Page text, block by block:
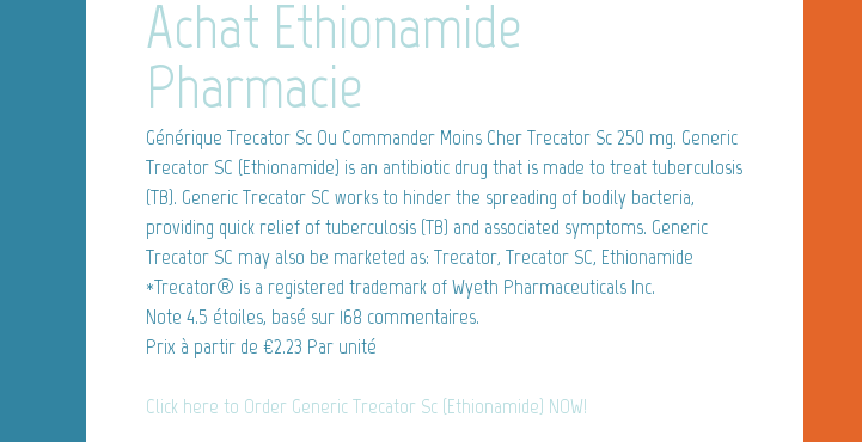
Achat Ethionamide
Pharmacie
Générique Trecator Sc Ou Commander Moins Cher Trecator Sc 250 mg. Generic
Trecator SC (Ethionamide) is an antibiotic drug that is made to treat tuberculosis
(TB). Generic Trecator SC works to hinder the spreading of bodily bacteria,
providing quick relief of tuberculosis (TB) and associated symptoms. Generic
Trecator SC may also be marketed as: Trecator, Trecator SC, Ethionamide
*Trecator® is a registered trademark of Wyeth Pharmaceuticals Inc.
Note 4.5 étoiles, basé sur 168 commentaires.
Prix à partir de €2.23 Par unité
Click here to Order Generic Trecator Sc (Ethionamide) NOW!